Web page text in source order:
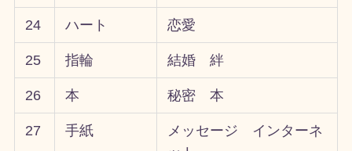
24 ハート 恋愛
25 指輪 結婚 絆
26 本 秘密 本
27 手紙
メッセージ インターネ